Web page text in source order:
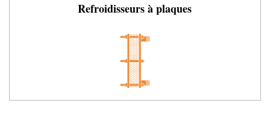
Refroidisseurs à plaques